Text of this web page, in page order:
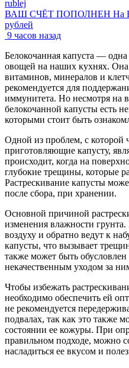
ВАШ СЧЁТ ПОПОЛНЕН На
рублей
9 часов назад
Белокочанная капуста —
овощей на наших кухнях.
витаминов, минералов и
рекомендуется для
иммунитета. Но несмотря на
белокочанной капусты есть
которыми стоит быть
Одной из проблем, с которой
приготовляющие капусту,
происходит, когда на
глубокие трещины, которые
Растрескивание капусты
после сбора, при хранении.
Основной причиной
изменения влажности
воздуху и обратно ведут к
капусты, что вызывает
также может быть
некачественным уходом за
Чтобы избежать
необходимо обеспечить ей
не рекомендуется
подвалах, так как это также
состоянии ее кожуры. При
правильном подходе, можно
насладиться ее вкусом и